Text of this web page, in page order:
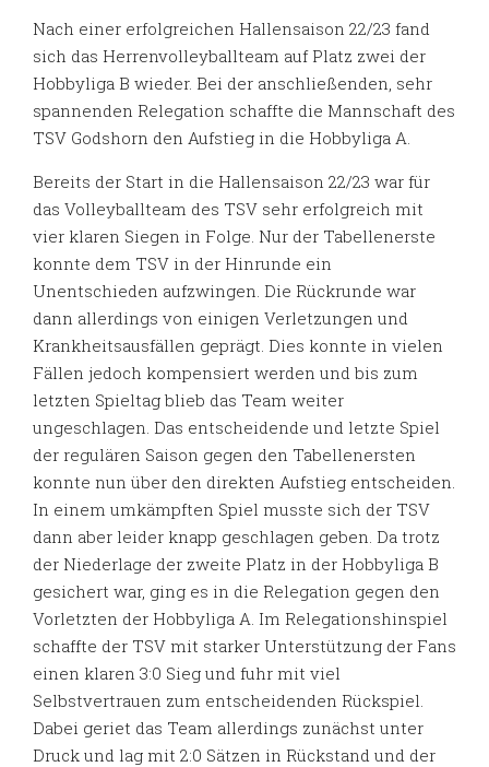
Nach einer erfolgreichen Hallensaison 22/23 fand
sich das Herrenvolleyballteam auf Platz zwei der
Hobbyliga B wieder. Bei der anschließenden, sehr
spannenden Relegation schaffte die Mannschaft des
TSV Godshorn den Aufstieg in die Hobbyliga A.
Bereits der Start in die Hallensaison 22/23 war für
das Volleyballteam des TSV sehr erfolgreich mit
vier klaren Siegen in Folge. Nur der Tabellenerste
konnte dem TSV in der Hinrunde ein
Unentschieden aufzwingen. Die Rückrunde war
dann allerdings von einigen Verletzungen und
Krankheitsausfällen geprägt. Dies konnte in vielen
Fällen jedoch kompensiert werden und bis zum
letzten Spieltag blieb das Team weiter
ungeschlagen. Das entscheidende und letzte Spiel
der regulären Saison gegen den Tabellenersten
konnte nun über den direkten Aufstieg entscheiden.
In einem umkämpften Spiel musste sich der TSV
dann aber leider knapp geschlagen geben. Da trotz
der Niederlage der zweite Platz in der Hobbyliga B
gesichert war, ging es in die Relegation gegen den
Vorletzten der Hobbyliga A. Im Relegationshinspiel
schaffte der TSV mit starker Unterstützung der Fans
einen klaren 3:0 Sieg und fuhr mit viel
Selbstvertrauen zum entscheidenden Rückspiel.
Dabei geriet das Team allerdings zunächst unter
Druck und lag mit 2:0 Sätzen in Rückstand und der